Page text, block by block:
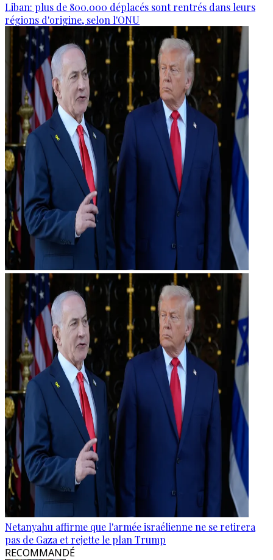
Liban: plus de 800.000 déplacés sont rentrés dans leurs
régions d'origine, selon l'ONU
Netanyahu affirme que l'armée israélienne ne se retirera
pas de Gaza et rejette le plan Trump
RECOMMANDÉ